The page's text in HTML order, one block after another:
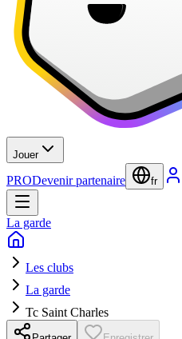
Jouer
PRODevenir partenaire fr
La garde
Les clubs
La garde
Tc Saint Charles